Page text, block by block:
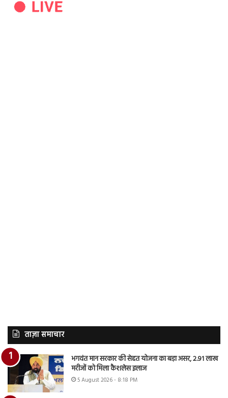
ताज़ा समाचार
भगवंत मान सरकार की सेहत योजना का बड़ा असर, 2.91 लाख
मरीजों को मिला कैशलेस इलाज
5 August 2026 - 8:18 PM